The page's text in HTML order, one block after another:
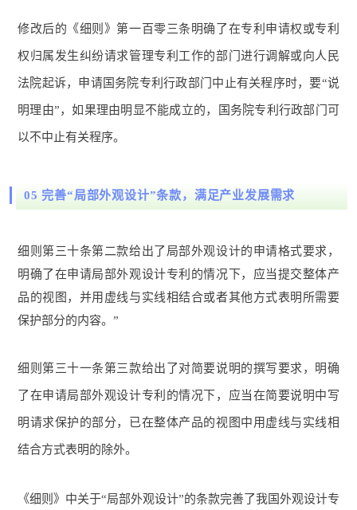
修改后的《细则》第一百零三条明确了在专利申请权或专利
权归属发生纠纷请求管理专利工作的部门进行调解或向人民
法院起诉，申请国务院专利行政部门中止有关程序时，要“说
明理由”，如果理由明显不能成立的，国务院专利行政部门可
以不中止有关程序。
05 完善“局部外观设计”条款，满足产业发展需求
细则第三十条第二款给出了局部外观设计的申请格式要求，
明确了在申请局部外观设计专利的情况下，应当提交整体产
品的视图，并用虚线与实线相结合或者其他方式表明所需要
保护部分的内容。”
细则第三十一条第三款给出了对简要说明的撰写要求，明确
了在申请局部外观设计专利的情况下，应当在简要说明中写
明请求保护的部分，已在整体产品的视图中用虚线与实线相
结合方式表明的除外。
《细则》中关于“局部外观设计”的条款完善了我国外观设计专